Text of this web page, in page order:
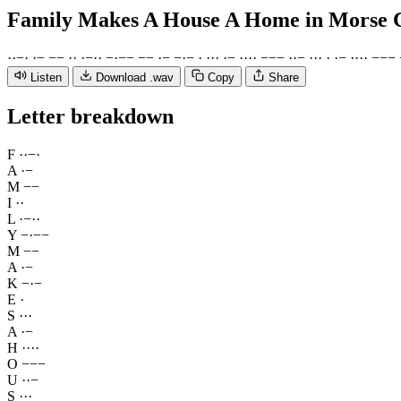
Family Makes A House A Home in Morse
··−· ·− −− ·· ·−·· −·−− −− ·− −·− · ··· ·− ···· −−− ··− ··· · ·− ···· −−−
Listen Download .wav Copy Share
Letter breakdown
F ··−·
A ·−
M −−
I ··
L ·−··
Y −·−−
M −−
A ·−
K −·−
E ·
S ···
A ·−
H ····
O −−−
U ··−
S ···